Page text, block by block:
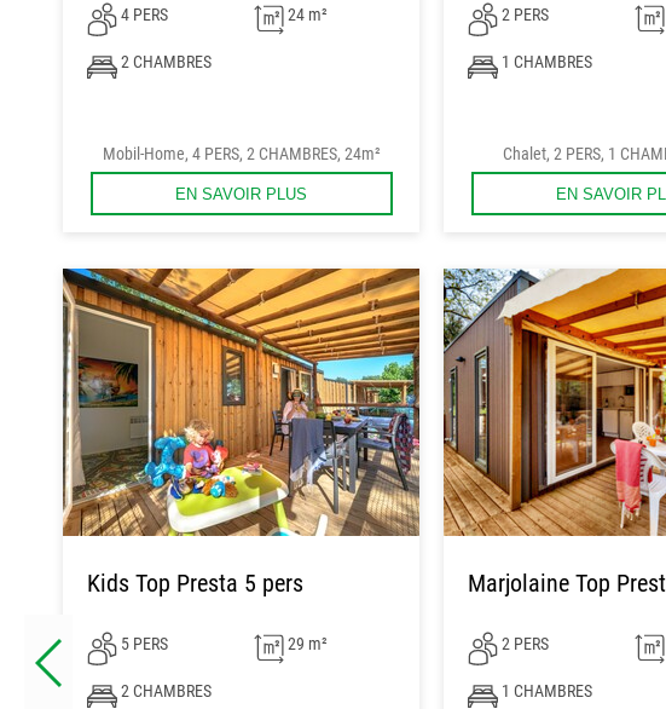
4 PERS 24 m²
2 CHAMBRES
Mobil-Home, 4 PERS, 2 CHAMBRES, 24m²
EN SAVOIR PLUS
2 PERS
1 CHAMBRES
Chalet, 2 PERS, 1
EN SAVOIR
Kids Top Presta 5 pers
5 PERS 29 m²
2 CHAMBRES
Marjolaine Top
2 PERS
1 CHAMBRES